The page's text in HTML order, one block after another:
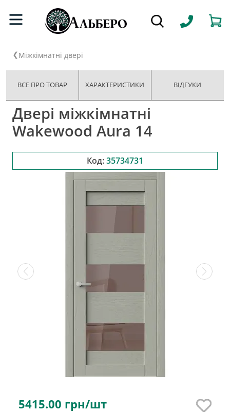
Міжкімнатні двері
ВСЕ ПРО ТОВАР ХАРАКТЕРИСТИКИ ВІДГУКИ
Двері міжкімнатні
Wakewood Aura 14
Код:35734731
5415.00 грн/шт